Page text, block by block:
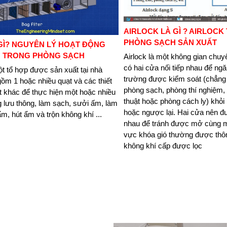
NGUYÊN LÝ HOẠT ĐỘNG
TRONG PHÒNG SẠCH
tổ hợp được sản xuất tại nhà
1 hoặc nhiều quạt và các thiết
khác để thực hiện một hoặc nhiều
lưu thông, làm sạch, sưởi ấm, làm
hút ẩm và trộn không khí ...
AIRLOCK LÀ GÌ ? AIRLOCK
PHÒNG SẠCH SẢN XUẤT
Airlock là một không gian
có hai cửa nối tiếp nhau để
trường được kiểm soát
phòng sạch, phòng thí nghiệm,
thuật hoặc phòng cách ly) khỏi
hoặc ngược lại. Hai cửa nên
nhau để tránh được mở cùng
vực khóa gió thường được
không khí cấp được lọc